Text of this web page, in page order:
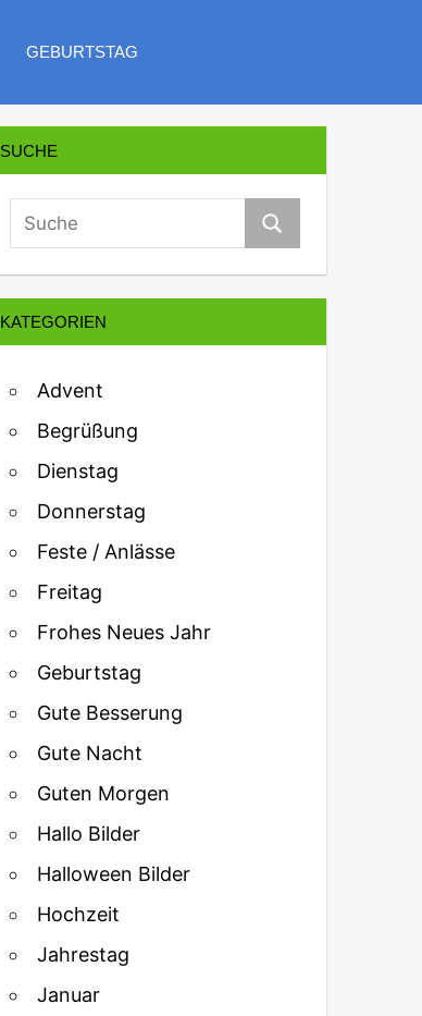
GEBURTSTAG
SUCHE
KATEGORIEN
Advent
Begrüßung
Dienstag
Donnerstag
Feste / Anlässe
Freitag
Frohes Neues Jahr
Geburtstag
Gute Besserung
Gute Nacht
Guten Morgen
Hallo Bilder
Halloween Bilder
Hochzeit
Jahrestag
Januar